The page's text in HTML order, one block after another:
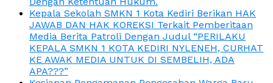
Kepala Sekolah SMKN 1 Kota Kediri Berikan HAK
JAWAB DAN HAK KOREKSI Terkait Pemberitaan
Media Berita Patroli Dengan Judul “PERILAKU
KEPALA SMKN 1 KOTA KEDIRI NYLENEH, CURHAT
KE AWAK MEDIA UNTUK DI SEMBELIH, ADA
APA???”